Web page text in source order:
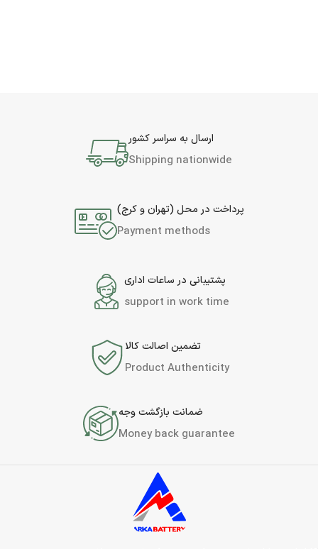
ارسال به سراسر کشور
Shipping nationwide
پرداخت در محل (تهران و کرج)
Payment methods
پشتیبانی در ساعات اداری
support in work time
تضمین اصالت کالا
Product Authenticity
ضمانت بازگشت وجه
Money back guarantee